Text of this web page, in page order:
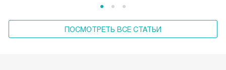
ПОСМОТРЕТЬ ВСЕ СТАТЬИ